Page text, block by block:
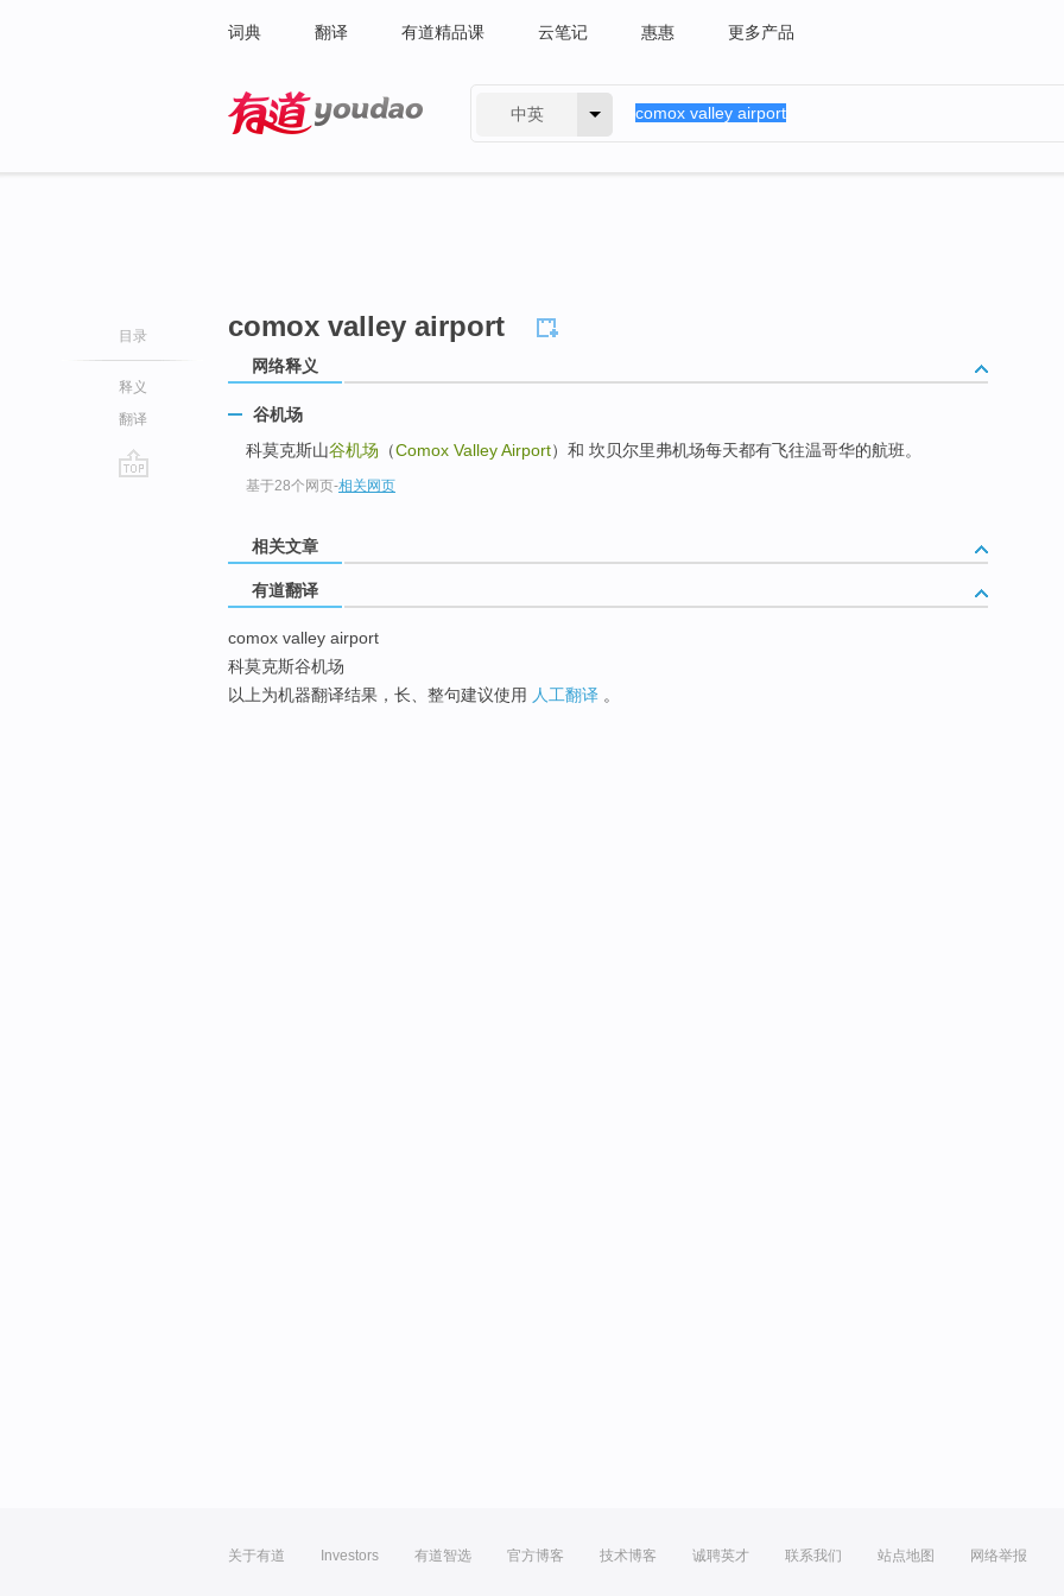
词典 翻译 有道精品课 云笔记 惠惠 更多产品
中英
目录
释义
翻译
comox valley airport
网络释义
谷机场
科莫克斯山谷机场 （Comox Valley Airport）和 坎贝尔里弗机场每天都有飞往温哥华的航班。
基于28个网页-相关网页
相关文章
有道翻译
comox valley airport
科莫克斯谷机场
以上为机器翻译结果，长、整句建议使用 人工翻译 。
关于有道 Investors 有道智选 官方博客 技术博客 诚聘英才 联系我们 站点地图 网络举报